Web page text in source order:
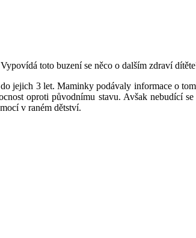
toto buzení se něco o dalším zdraví
jejich 3 let. Maminky podávaly informace o
oproti původnímu stavu. Avšak nebudící
v raném dětství.